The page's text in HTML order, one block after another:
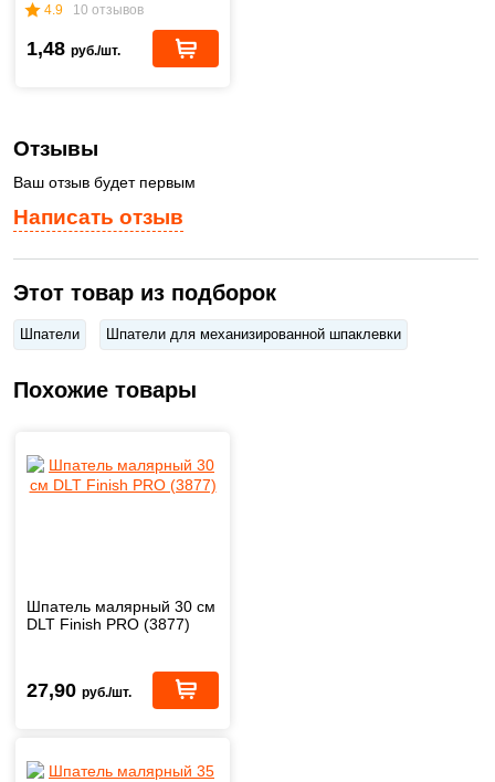
4.9 10 отзывов
1,48 руб./шт.
Написать отзыв
Отзывы
Ваш отзыв будет первым
Этот товар из подборок
Шпатели Шпатели для механизированной шпаклевки
Похожие товары
Шпатель малярный 30 см
DLT Finish PRO (3877)
27,90 руб./шт.